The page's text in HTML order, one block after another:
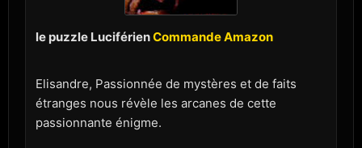
le puzzle LuciférienCommande Amazon
Elisandre, Passionnée de mystères et de faits
étranges nous révèle les arcanes de cette
passionnante énigme.